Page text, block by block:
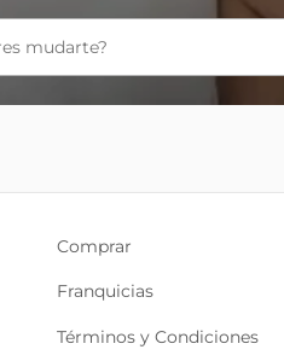
Comprar
Franquicias
Términos y Condiciones